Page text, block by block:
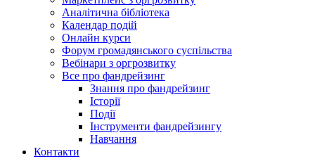
Аналітична бібліотека
Календар подій
Онлайн курси
Форум громадянського суспільства
Вебінари з оргрозвитку
Все про фандрейзинг
Знання про фандрейзинг
Історії
Події
Інструменти фандрейзингу
Навчання
Контакти